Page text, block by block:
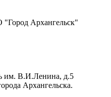
Архангельск"
им. В.И.Ленина, д.5
Архангельска.